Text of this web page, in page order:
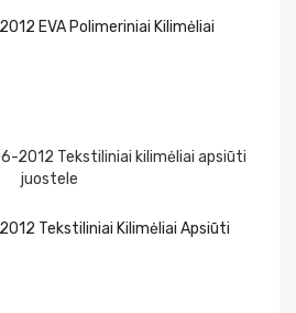
EVA Polimeriniai Kilimėliai
Tekstiliniai Kilimėliai Apsiūti